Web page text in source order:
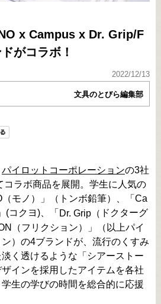
x Campus x Dr. Grip/F
がコラボ！
2022/12/13
文具のとびら編集部
パイロットコーポレーションの3社
コラボ商品を展開。学生に人気の
モノ）」（トンボ鉛筆）、「Ca
(コクヨ)、「 Dr. Grip（ ドクターグ
（フリクション）」（以上パイ
）の4ブランドが、流行のくすみ
く透けるような「シアーストー
インを採用したアイテムを各社
生の学びの時間を総合的に応援